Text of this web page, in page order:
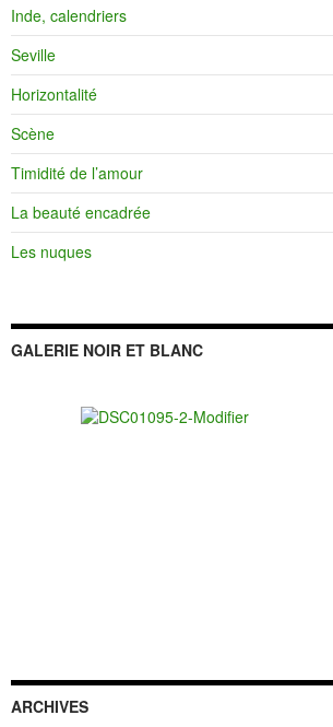
Inde, calendriers
Seville
Horizontalité
Scène
Timidité de l’amour
La beauté encadrée
Les nuques
GALERIE NOIR ET BLANC
ARCHIVES